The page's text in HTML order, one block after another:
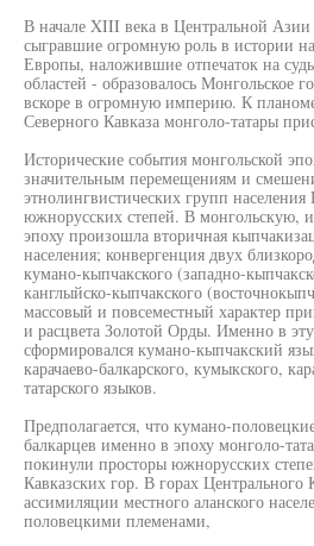
В начале XIII века в Центральной
сыгравшие огромную роль в истории
Европы, наложившие отпечаток на
областей - образовалось Монгольское
вскоре в огромную империю. К
Северного Кавказа монголо-татары
Исторические события монгольской
значительным перемещениям и
этнолингвистических групп населения
южнорусских степей. В монгольскую,
эпоху произошла вторичная
населения; конвергенция двух
кумано-кыпчакского (западно-
канглыйско-кыпчакского
массовый и повсеместный характер
и расцвета Золотой Орды. Именно в
сформировался кумано-кыпчакский
карачаево-балкарского, кумыкского,
татарского языков.
Предполагается, что кумано-
балкарцев именно в эпоху монголо-
покинули просторы южнорусских
Кавказских гор. В горах Центрального
ассимиляции местного аланского
половецкими племенами,